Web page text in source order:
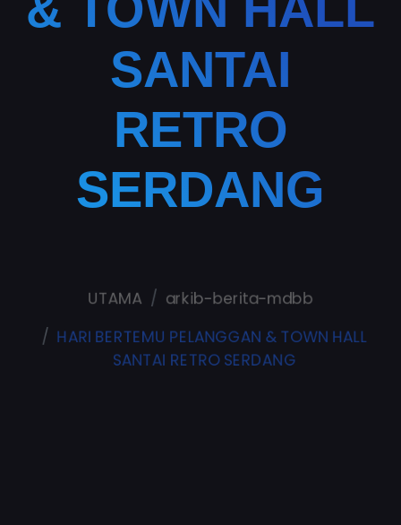
SANTAI
RETRO
SERDANG
HARI BERTEMU PELANGGAN & TOWN HALL
SANTAI RETRO SERDANG